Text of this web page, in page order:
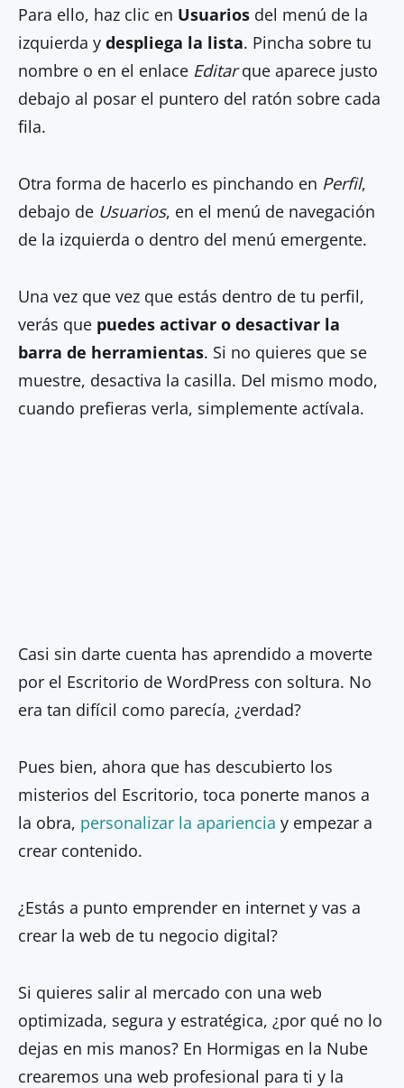
Para ello, haz clic en Usuarios del menú de la
izquierda y despliega la lista. Pincha sobre tu
nombre o en el enlace Editarque aparece justo
debajo al posar el puntero del ratón sobre cada
fila.
Otra forma de hacerlo es pinchando en Perfil,
debajo de Usuarios, en el menú de navegación
de la izquierda o dentro del menú emergente.
Una vez que vez que estás dentro de tu perfil,
verás que puedes activar o desactivar la
barra de herramientas. Si no quieres que se
muestre, desactiva la casilla. Del mismo modo,
cuando prefieras verla, simplemente actívala.
Casi sin darte cuenta has aprendido a moverte
por el Escritorio de WordPress con soltura. No
era tan difícil como parecía, ¿verdad?
Pues bien, ahora que has descubierto los
misterios del Escritorio, toca ponerte manos a
la obra, personalizar la apariencia y empezar a
crear contenido.
¿Estás a punto emprender en internet y vas a
crear la web de tu negocio digital?
Si quieres salir al mercado con una web
optimizada, segura y estratégica, ¿por qué no lo
dejas en mis manos? En Hormigas en la Nube
crearemos una web profesional para ti y la